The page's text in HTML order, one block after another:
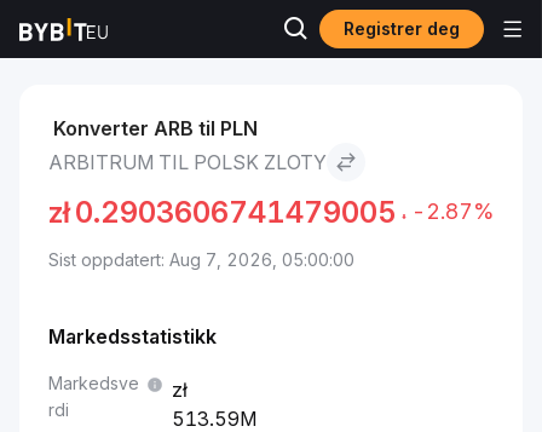
Registrer deg
Markeder Arbitrum to Polsk zloty
Konverter ARB til PLN
ARBITRUM TIL POLSK ZLOTY
zł0.2903606741479005 -2.87%
Sist oppdatert: Aug 7, 2026, 05:00:00
Markedsstatistikk
Markedsve
rdi
513.59M